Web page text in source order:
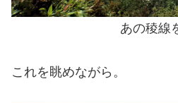
あの稜線
これを眺めながら。